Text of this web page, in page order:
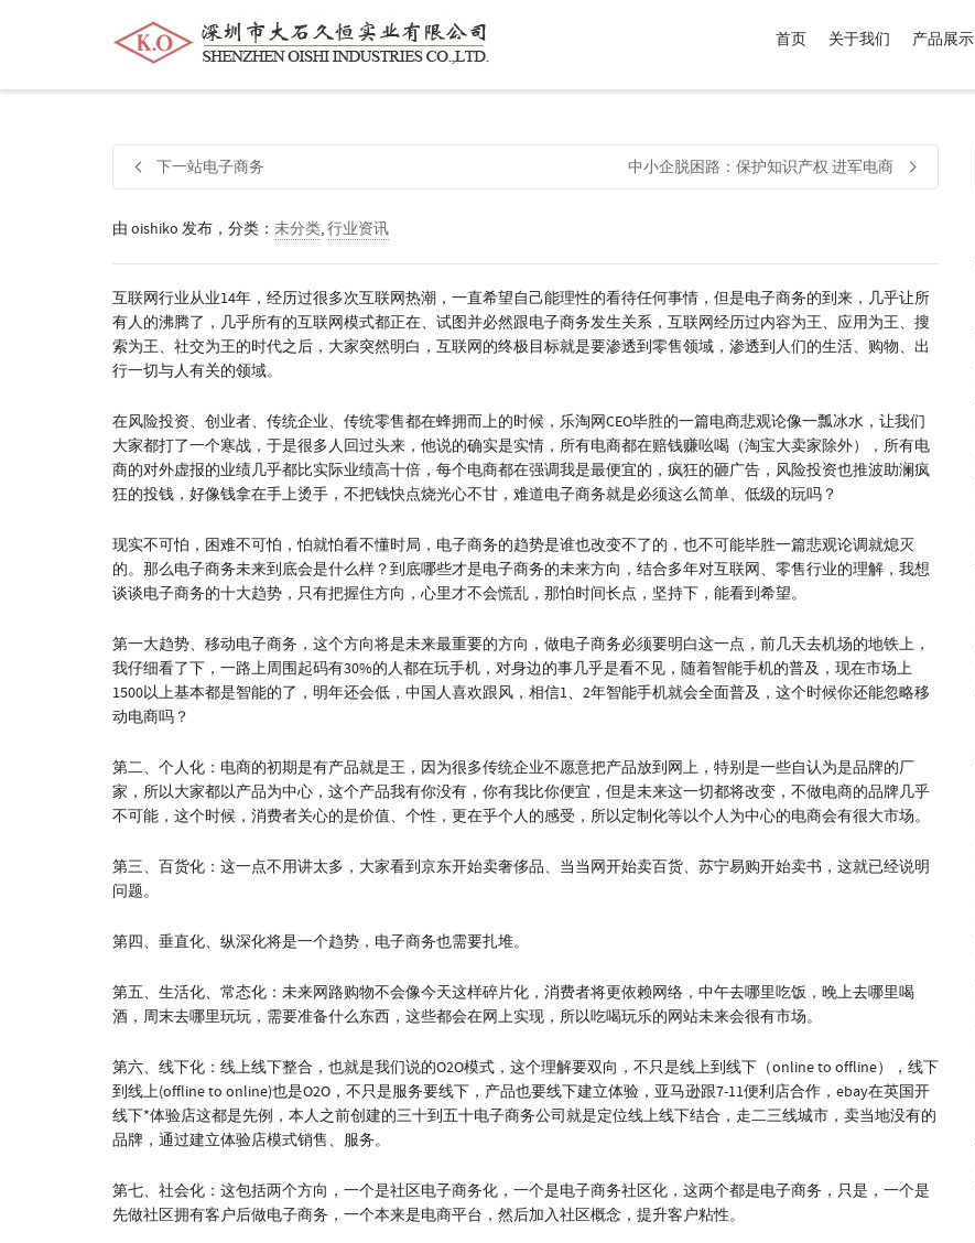
帮我查找新的衬衫尺码中号价格介于 商品，品牌为 默认品牌 .
首页 关于我们 产品展示
下一站电子商务 中小企脱困路：保护知识产权 进军电商
由 oishiko 发布，分类： 未分类,行业资讯
互联网行业从业14年，经历过很多次互联网热潮，一直希望自己能理性的看待任何事情，但是电子商务的到来，几乎让所
有人的沸腾了，几乎所有的互联网模式都正在、试图并必然跟电子商务发生关系，互联网经历过内容为王、应用为王、搜
索为王、社交为王的时代之后，大家突然明白，互联网的终极目标就是要渗透到零售领域，渗透到人们的生活、购物、出
行一切与人有关的领域。
在风险投资、创业者、传统企业、传统零售都在蜂拥而上的时候，乐淘网CEO毕胜的一篇电商悲观论像一瓢冰水，让我们
大家都打了一个寒战，于是很多人回过头来，他说的确实是实情，所有电商都在赔钱赚吆喝（淘宝大卖家除外），所有电
商的对外虚报的业绩几乎都比实际业绩高十倍，每个电商都在强调我是最便宜的，疯狂的砸广告，风险投资也推波助澜疯
狂的投钱，好像钱拿在手上烫手，不把钱快点烧光心不甘，难道电子商务就是必须这么简单、低级的玩吗？
现实不可怕，困难不可怕，怕就怕看不懂时局，电子商务的趋势是谁也改变不了的，也不可能毕胜一篇悲观论调就熄灭
的。那么电子商务未来到底会是什么样？到底哪些才是电子商务的未来方向，结合多年对互联网、零售行业的理解，我想
谈谈电子商务的十大趋势，只有把握住方向，心里才不会慌乱，那怕时间长点，坚持下，能看到希望。
第一大趋势、移动电子商务，这个方向将是未来最重要的方向，做电子商务必须要明白这一点，前几天去机场的地铁上，
我仔细看了下，一路上周围起码有30%的人都在玩手机，对身边的事几乎是看不见，随着智能手机的普及，现在市场上
1500以上基本都是智能的了，明年还会低，中国人喜欢跟风，相信1、2年智能手机就会全面普及，这个时候你还能忽略移
动电商吗？
第二、个人化：电商的初期是有产品就是王，因为很多传统企业不愿意把产品放到网上，特别是一些自认为是品牌的厂
家，所以大家都以产品为中心，这个产品我有你没有，你有我比你便宜，但是未来这一切都将改变，不做电商的品牌几乎
不可能，这个时候，消费者关心的是价值、个性，更在乎个人的感受，所以定制化等以个人为中心的电商会有很大市场。
第三、百货化：这一点不用讲太多，大家看到京东开始卖奢侈品、当当网开始卖百货、苏宁易购开始卖书，这就已经说明
问题。
第四、垂直化、纵深化将是一个趋势，电子商务也需要扎堆。
第五、生活化、常态化：未来网路购物不会像今天这样碎片化，消费者将更依赖网络，中午去哪里吃饭，晚上去哪里喝
酒，周末去哪里玩玩，需要准备什么东西，这些都会在网上实现，所以吃喝玩乐的网站未来会很有市场。
第六、线下化：线上线下整合，也就是我们说的O2O模式，这个理解要双向，不只是线上到线下（online to offline），线下
到线上(offline to online)也是O2O，不只是服务要线下，产品也要线下建立体验，亚马逊跟7-11便利店合作，ebay在英国开
线下*体验店这都是先例，本人之前创建的三十到五十电子商务公司就是定位线上线下结合，走二三线城市，卖当地没有的
品牌，通过建立体验店模式销售、服务。
第七、社会化：这包括两个方向，一个是社区电子商务化，一个是电子商务社区化，这两个都是电子商务，只是，一个是
先做社区拥有客户后做电子商务，一个本来是电商平台，然后加入社区概念，提升客户粘性。